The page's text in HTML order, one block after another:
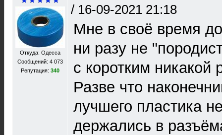
Откуда: Одесса
Сообщений: 4 073
Репутация: 340
/ 16-09-2021 21:18
Мне в своё время
ни разу не
с коротким никакой
Разве что
лучшего пластика
держались в